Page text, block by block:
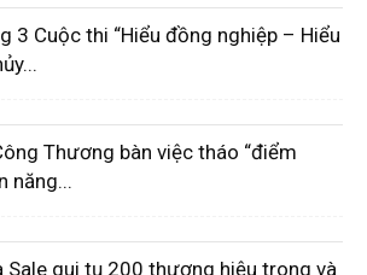
3 Cuộc thi “Hiểu đồng nghiệp – Hiểu
Thương bàn việc tháo “điểm
năng...
Sale qui tụ 200 thương hiệu trong và